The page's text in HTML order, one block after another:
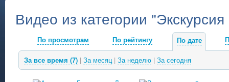
Видео из категории
По просмотрам По рейтингу По дате
За все время (7) | За месяц| За неделю | За сегодня